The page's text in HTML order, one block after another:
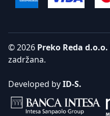
© 2026 Preko Reda d.o.o.
zadržana.
Developed byID-S.